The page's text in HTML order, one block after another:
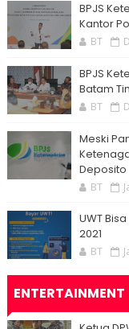
BPJS
Kantor
BT
BPJS
Batam
BT
Meski
Deposito
BT
UWT
2021
BT
ENTERTAINMENT